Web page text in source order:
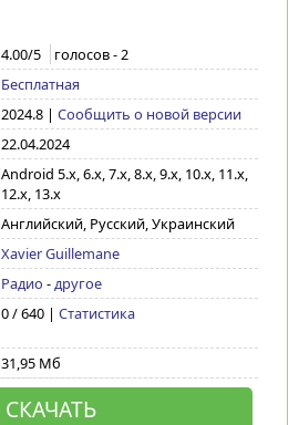
4.00/5 голосов -2
Бесплатная
2024.8| Сообщить о новой версии
22.04.2024
Android 5.x, 6.x, 7.x, 8.x, 9.x, 10.x, 11.x,
12.x, 13.x
Английский, Русский, Украинский
Xavier Guillemane
Радио -другое
0 / 640 | Статистика
31,95 Мб
СКАЧАТЬ